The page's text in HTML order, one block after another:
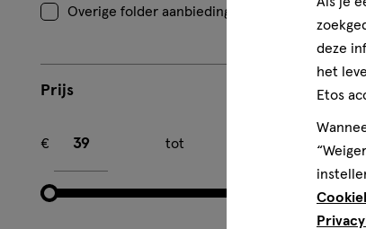
Overige folder aanbiedingen (1)
Prijs
€
tot
1 stuk
deze
het
Etos